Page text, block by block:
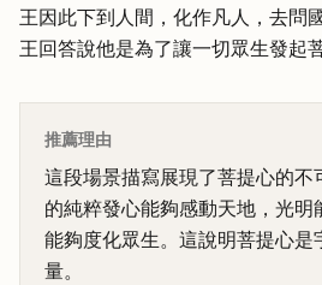
王因此下到人間，化作凡人，去問
王回答說他是為了讓一切眾生發起菩
推薦理由
這段場景描寫展現了菩提心的不
的純粹發心能夠感動天地，光
能夠度化眾生。這說明菩提心是
量。